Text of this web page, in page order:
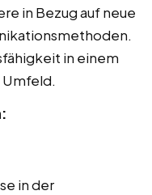
in Bezug auf neue
in einem
in der